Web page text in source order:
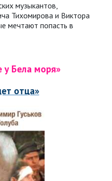
музыкантов,
Тихомирова и Виктора
мечтают попасть в
Бела моря»
отца»